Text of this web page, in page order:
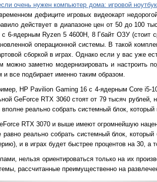
очень нужен компьютер дома: игровой
дефиците игровых видеокарт
действует в диапазоне цен от 50 до 100
6-ядерным Ryzen 5 4600H, 8 Гбайт ОЗУ (стоит
операционной системы. В такой
сборкой в играх. Однако если у вас уже
заметно модернизировать и настроить
все подбирает именно таким образом.
HP Pavilion Gaming 16 с 4-ядерным Core i5-
GeForce RTX 3060 стоят от 79 тысяч рублей,
реально собрать системный блок, который
RTX 3070 и выше имеют огромнейшую
равно реально собрать системный блок,
и в играх будет быстрее процентов на 30, а
нельзя ориентироваться только на их
рассчитанные преимущественно на